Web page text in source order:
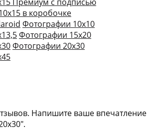
в коробочке
Фотографии 10х10
Фотографии 15х20
Фотографии 20х30
Напишите ваше впечатление